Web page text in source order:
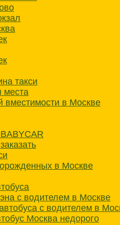
такси
места
вместимости в Москве
в Москве
с водителем в Москве
с водителем в
Москва недорого